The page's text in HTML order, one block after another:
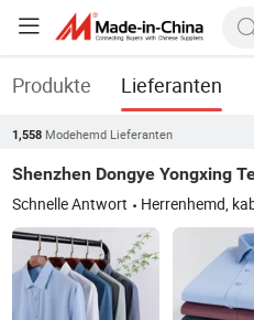
Produkte Lieferanten
1,558 Modehemd Lieferanten
Shenzhen Dongye Yongxing
Schnelle Antwort Herrenhemd,